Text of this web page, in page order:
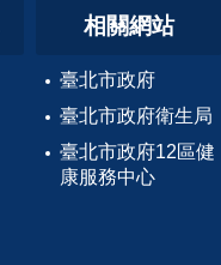
相關網站
臺北市政府
臺北市政府衛生局
臺北市政府12區健
康服務中心